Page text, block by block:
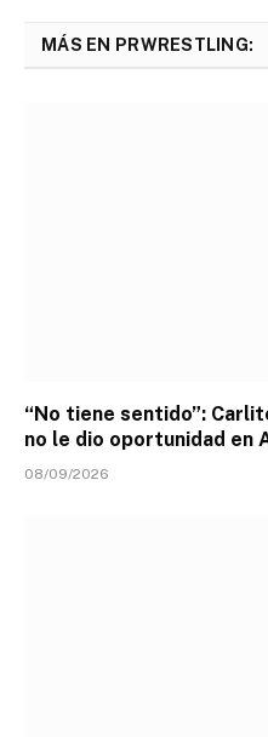
MÁS EN PRWRESTLING:
“No tiene sentido”:
no le dio oportunidad en
08/09/2026